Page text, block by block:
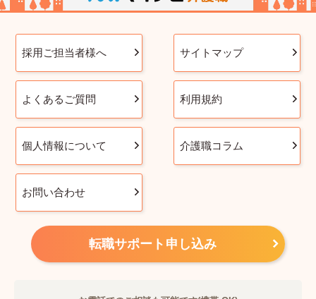
採用ご担当者様へ サイトマップ
よくあるご質問 利用規約
個人情報について 介護職コラム
お問い合わせ
転職サポート申し込み